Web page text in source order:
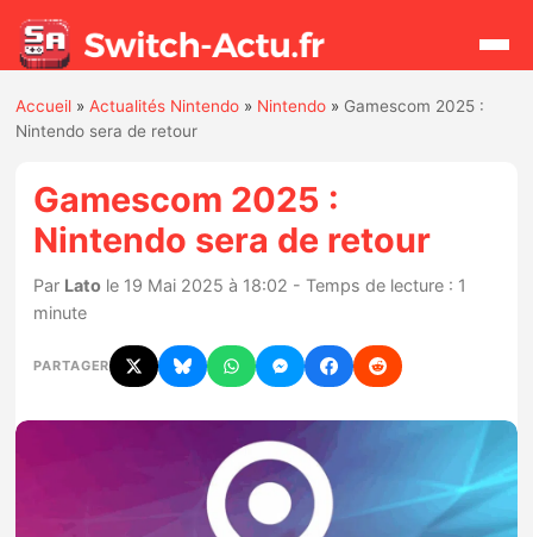
Actualités
Jeux
Hardware
Chiffres de ventes
Rumeurs
Accueil »Actualités Nintendo » Nintendo » Gamescom 2025 :
Nintendo sera de retour
Gamescom 2025 :
Nintendo sera de retour
Par Lato le 19 Mai 2025 à 18:02 - Temps de lecture : 1
minute
PARTAGER